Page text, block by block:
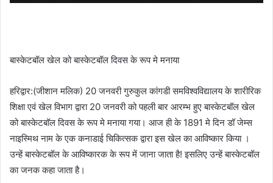
बास्केटबॉल खेल को बास्केटबॉल दिवस के रूप मे मनाया
हरिद्वार:(जीशान मलिक) 20 जनवरी गुरुकुल कांगडी समविश्वविद्यालय के शारीरिक
शिक्षा एवं खेल विभाग द्वारा 20 जनवरी को पहली बार आरम्भ हुए बास्केटबॉल खेल
को बास्केटबॉल दिवस के रूप मे मनाया गया। आज ही के 1891 मे दिन डॉ जेम्स
नाइस्मिथ नाम के एक कनाडाई चिकित्सक द्वारा इस खेल का आविष्कार किया ।
उन्हें बास्केटबॉल के आविष्कारक के रूप में जाना जाता है! इसलिए उन्हें बास्केटबॉल
का जनक कहा जाता है।